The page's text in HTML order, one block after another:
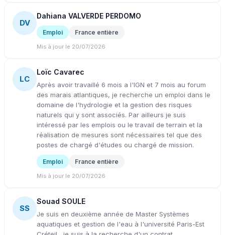
DV
Dahiana VALVERDE PERDOMO
Emploi France entière
Mis à jour le 20/07/2026
LC
Loïc Cavarec
Après avoir travaillé 6 mois a l'IGN et 7 mois au forum
des marais atlantiques, je recherche un emploi dans le
domaine de l'hydrologie et la gestion des risques
naturels qui y sont associés. Par ailleurs je suis
intéressé par les emplois ou le travail de terrain et la
réalisation de mesures sont nécessaires tel que des
postes de chargé d'études ou chargé de mission.
Emploi France entière
Mis à jour le 20/07/2026
SS
Souad SOULE
Je suis en deuxième année de Master Systèmes
aquatiques et gestion de l'eau à l'université Paris-Est